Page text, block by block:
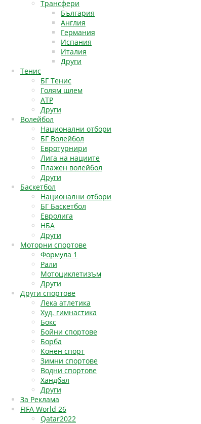
Трансфери
България
Англия
Германия
Испания
Италия
Други
Тенис
БГ Тенис
Голям шлем
АТР
Други
Волейбол
Национални отбори
БГ Волейбол
Евротурнири
Лига на нациите
Плажен волейбол
Други
Баскетбол
Национални отбори
БГ Баскетбол
Евролига
НБА
Други
Моторни спортове
Формула 1
Рали
Мотоциклетизъм
Други
Други спортове
Лека атлетика
Худ. гимнастика
Бокс
Бойни спортове
Борба
Конен спорт
Зимни спортове
Водни спортове
Хандбал
Други
За Реклама
FIFA World 26
Qatar2022